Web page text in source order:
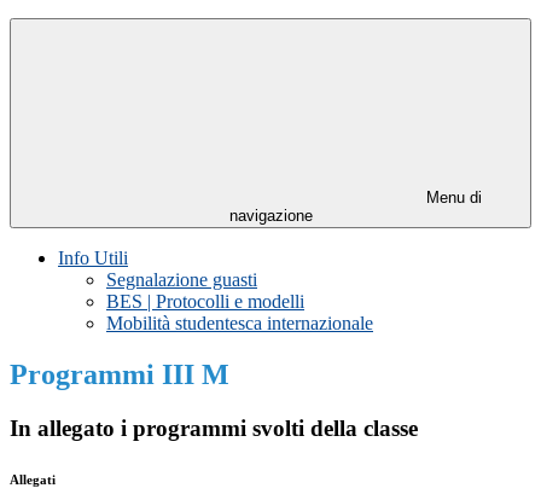
Menu di
navigazione
Info Utili
Segnalazione guasti
BES | Protocolli e modelli
Mobilità studentesca internazionale
Programmi III M
In allegato i programmi svolti della classe
Allegati